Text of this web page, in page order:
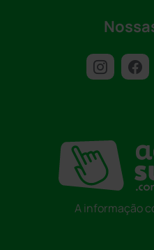
A informação